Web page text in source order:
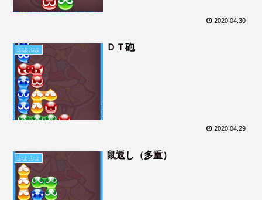
2020.04.30
ぷよぷよ ＤＴ砲
2020.04.29
ぷよぷよ 鼠返し（多重）